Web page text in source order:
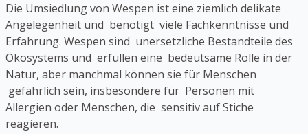
Die Umsiedlung von Wespen ist eine ziemlich delikate
Angelegenheit und benötigt viele Fachkenntnisse und
Erfahrung. Wespen sind unersetzliche Bestandteile des
Ökosystems und erfüllen eine bedeutsame Rolle in der
Natur, aber manchmal können sie für Menschen
gefährlich sein, insbesondere für Personen mit
Allergien oder Menschen, die sensitiv auf Stiche
reagieren.